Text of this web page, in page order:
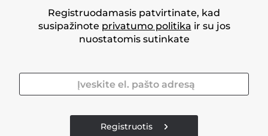
Registruodamasis patvirtinate, kad
susipažinote privatumo politika ir su jos
nuostatomis sutinkate
Registruotis